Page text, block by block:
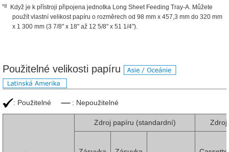
*8
Když je k přístroji připojena jednotka Long Sheet Feeding Tray-A. Můžete
použít vlastní velikost papíru o rozměrech od 98 mm x 457,3 mm do 320 mm
x 1 300 mm (3 7/8" x 18" až 12 5/8" x 51 1/4").
Použitelné velikosti papíru
: Použitelné : Nepoužitelné
Zdroj papíru (standardní) Zdroj